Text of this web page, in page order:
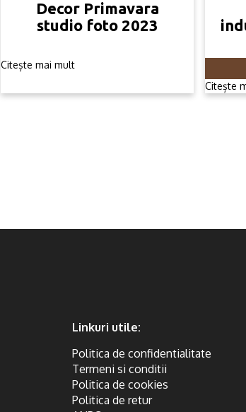
Decor Primavara
studio foto 2023
Citește mai mult
Citește
Linkuri utile:
Politica de confidentialitate
Termeni si conditii
Politica de cookies
Politica de retur